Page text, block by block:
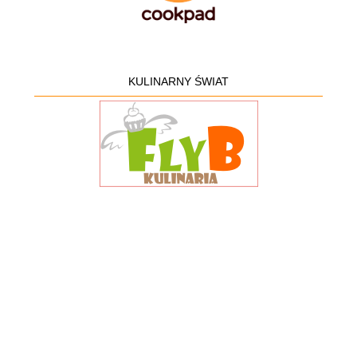
KULINARNY ŚWIAT